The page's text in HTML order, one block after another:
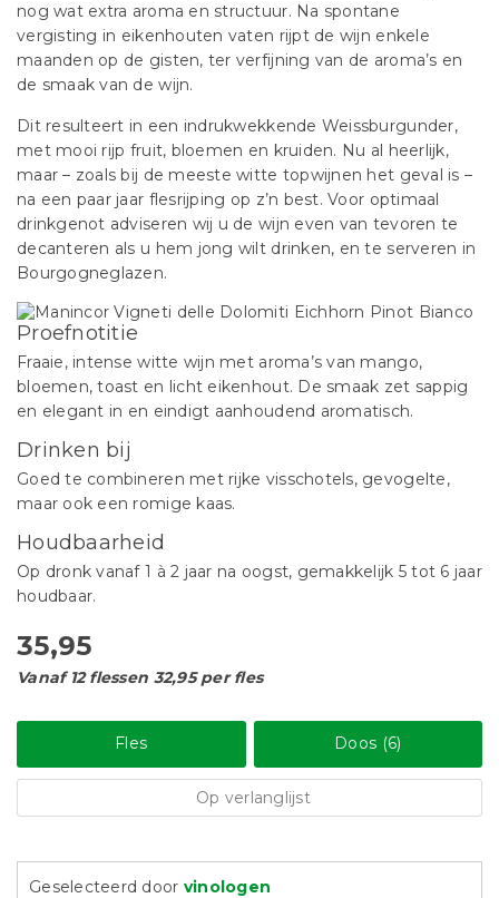
nog wat extra aroma en structuur. Na spontane
vergisting in eikenhouten vaten rijpt de wijn enkele
maanden op de gisten, ter verfijning van de aroma’s en
de smaak van de wijn.
Dit resulteert in een indrukwekkende Weissburgunder,
met mooi rijp fruit, bloemen en kruiden. Nu al heerlijk,
maar – zoals bij de meeste witte topwijnen het geval is –
na een paar jaar flesrijping op z’n best. Voor optimaal
drinkgenot adviseren wij u de wijn even van tevoren te
decanteren als u hem jong wilt drinken, en te serveren in
Bourgogneglazen.
Proefnotitie
Fraaie, intense witte wijn met aroma’s van mango,
bloemen, toast en licht eikenhout. De smaak zet sappig
en elegant in en eindigt aanhoudend aromatisch.
Drinken bij
Goed te combineren met rijke visschotels, gevogelte,
maar ook een romige kaas.
Houdbaarheid
Op dronk vanaf 1 à 2 jaar na oogst, gemakkelijk 5 tot 6 jaar
houdbaar.
35,95
Vanaf 12 flessen 32,95 per fles
Fles Doos (6)
Op verlanglijst
Geselecteerd door vinologen